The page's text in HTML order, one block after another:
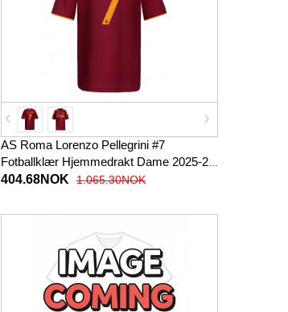
AS Roma Lorenzo Pellegrini #7
Fotballklær Hjemmedrakt Dame 2025-26
Kortermet
404.68NOK 1.065.30NOK